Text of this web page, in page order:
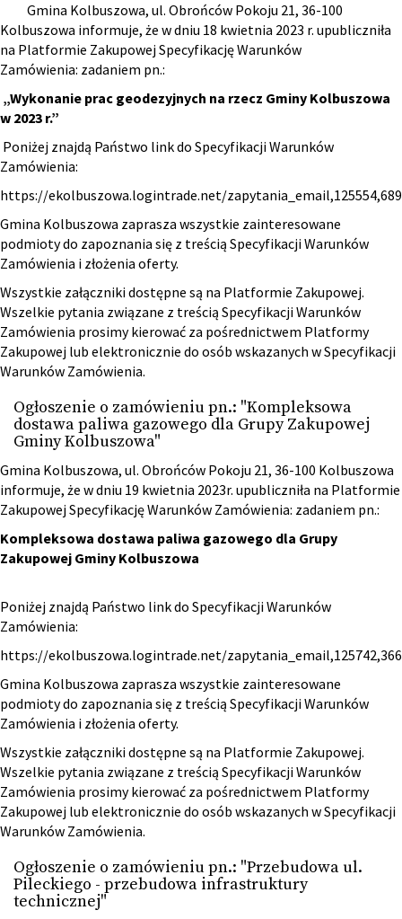
Gmina Kolbuszowa, ul. Obrońców Pokoju 21, 36-100
Kolbuszowa informuje, że w dniu 18 kwietnia 2023 r. upubliczniła
na Platformie Zakupowej Specyfikację Warunków
Zamówienia: zadaniem pn.:
„Wykonanie prac geodezyjnych na rzecz Gminy Kolbuszowa
w 2023 r.”
Poniżej znajdą Państwo link do Specyfikacji Warunków
Zamówienia:
https://ekolbuszowa.logintrade.net/
Gmina Kolbuszowa zaprasza wszystkie zainteresowane
podmioty do zapoznania się z treścią Specyfikacji Warunków
Zamówienia i złożenia oferty.
Wszystkie załączniki dostępne są na Platformie Zakupowej.
Wszelkie pytania związane z treścią Specyfikacji Warunków
Zamówienia prosimy kierować za pośrednictwem Platformy
Zakupowej lub elektronicznie do osób wskazanych w Specyfikacji
Warunków Zamówienia.
Ogłoszenie o zamówieniu pn.: "Kompleksowa
dostawa paliwa gazowego dla Grupy Zakupowej
Gminy Kolbuszowa"
Gmina Kolbuszowa, ul. Obrońców Pokoju 21, 36-100 Kolbuszowa
informuje, że w dniu 19 kwietnia 2023r. upubliczniła na Platformie
Zakupowej Specyfikację Warunków Zamówienia: zadaniem pn.:
Kompleksowa dostawa paliwa gazowego dla Grupy
Zakupowej Gminy Kolbuszowa
Poniżej znajdą Państwo link do Specyfikacji Warunków
Zamówienia:
https://ekolbuszowa.logintrade.net/
Gmina Kolbuszowa zaprasza wszystkie zainteresowane
podmioty do zapoznania się z treścią Specyfikacji Warunków
Zamówienia i złożenia oferty.
Wszystkie załączniki dostępne są na Platformie Zakupowej.
Wszelkie pytania związane z treścią Specyfikacji Warunków
Zamówienia prosimy kierować za pośrednictwem Platformy
Zakupowej lub elektronicznie do osób wskazanych w Specyfikacji
Warunków Zamówienia.
Ogłoszenie o zamówieniu pn.: "Przebudowa ul.
Pileckiego - przebudowa infrastruktury
technicznej"